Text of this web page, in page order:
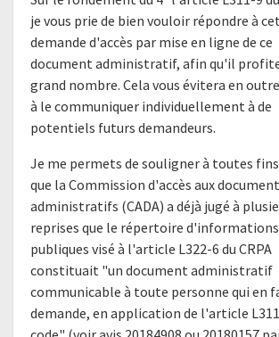
je vous prie de bien vouloir répondre à
demande d'accès par mise en ligne de ce
document administratif, afin qu'il
grand nombre. Cela vous évitera en
à le communiquer individuellement à de
potentiels futurs demandeurs.
Je me permets de souligner à toutes
que la Commission d'accès aux
administratifs (CADA) a déjà jugé à
reprises que le répertoire d'informations
publiques visé à l'article L322-6 du CRPA
constituait "un document administratif
communicable à toute personne qui en
demande, en application de l'article